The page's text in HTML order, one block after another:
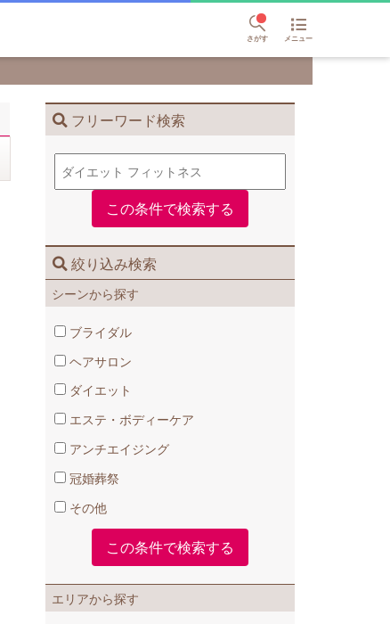
さがす メニュー
フリーワード検索
絞り込み検索
シーンから探す
ブライダル
ヘアサロン
ダイエット
エステ・ボディーケア
アンチエイジング
冠婚葬祭
その他
エリアから探す